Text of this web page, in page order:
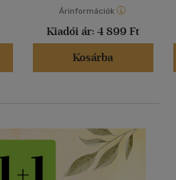
Árinformációk
Kiadói ár: 4 899 Ft
Kosárba